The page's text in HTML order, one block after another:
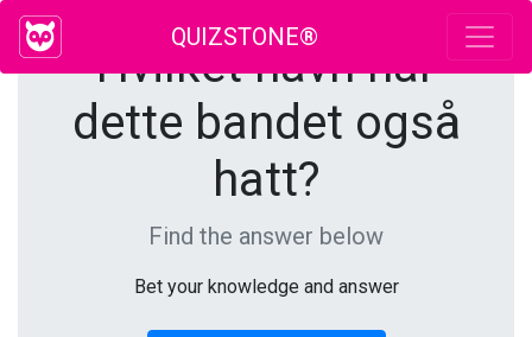
QUIZSTONE®
Hvilket navn har
dette bandet også
hatt?
Find the answer below
Bet your knowledge and answer